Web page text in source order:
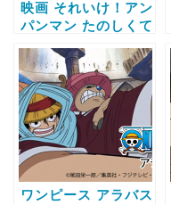
映画 それいけ！アン
パンマン たのしくて
コキンちゃん！？
【アニメ】の動画配
信サービス比較と無
料で全話視聴する方
法
ワンピース アラバス